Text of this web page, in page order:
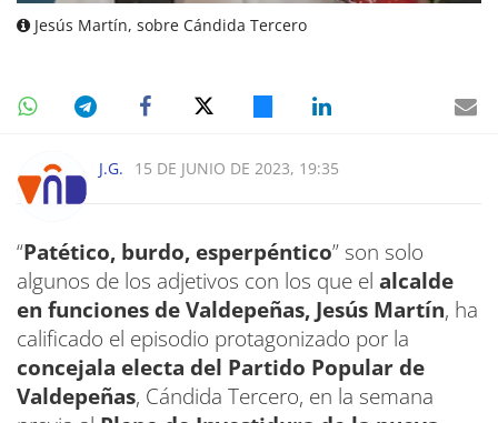
Jesús Martín, sobre Cándida Tercero
J.G. 15 DE JUNIO DE 2023, 19:35
“Patético, burdo, esperpéntico” son solo
algunos de los adjetivos con los que el alcalde
en funciones de Valdepeñas, Jesús Martín, ha
calificado el episodio protagonizado por la
concejala electa del Partido Popular de
Valdepeñas, Cándida Tercero, en la semana